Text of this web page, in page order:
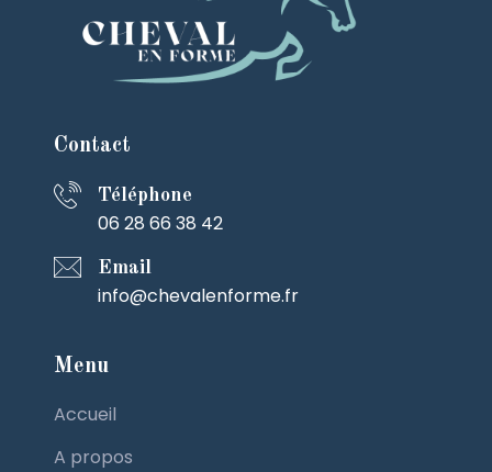
Contact
Téléphone
06 28 66 38 42
Email
info@chevalenforme.fr
Menu
Accueil
A propos